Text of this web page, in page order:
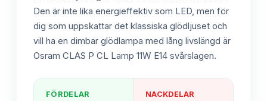
Den är inte lika energieffektiv som LED, men för
dig som uppskattar det klassiska glödljuset och
vill ha en dimbar glödlampa med lång livslängd är
Osram CLAS P CL Lamp 11W E14 svårslagen.
FÖRDELAR NACKDELAR